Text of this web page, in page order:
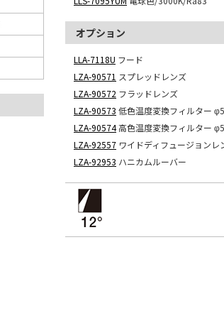
オプション
LLA-7118U フード
LZA-90571 スプレッドレンズ
LZA-90572 フラッドレンズ
LZA-90573 低色温度変換フィルター
LZA-90574高色温度変換フィルター
LZA-92557 ワイドディフュージョンレ
LZA-92953 ハニカムルーバー